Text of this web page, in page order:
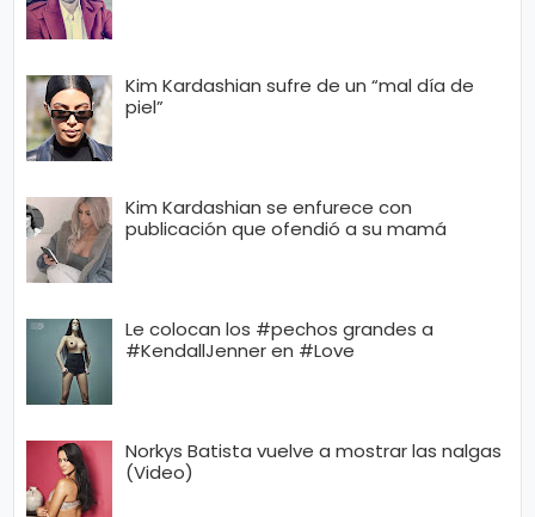
Kim Kardashian sufre de un “mal día de
piel”
Kim Kardashian se enfurece con
publicación que ofendió a su mamá
Le colocan los #pechos grandes a
#KendallJenner en #Love
Norkys Batista vuelve a mostrar las nalgas
(Video)